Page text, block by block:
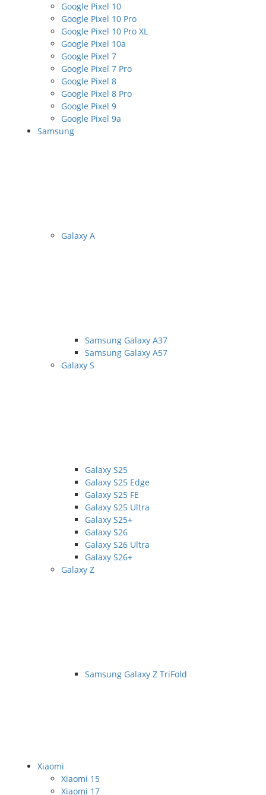
Google Pixel 10
Google Pixel 10 Pro
Google Pixel 10 Pro XL
Google Pixel 10a
Google Pixel 7
Google Pixel 7 Pro
Google Pixel 8
Google Pixel 8 Pro
Google Pixel 9
Google Pixel 9a
Samsung
Galaxy A
Samsung Galaxy A37
Samsung Galaxy A57
Galaxy S
Galaxy S25
Galaxy S25 Edge
Galaxy S25 FE
Galaxy S25 Ultra
Galaxy S25+
Galaxy S26
Galaxy S26 Ultra
Galaxy S26+
Galaxy Z
Samsung Galaxy Z TriFold
Xiaomi
Xiaomi 15
Xiaomi 17